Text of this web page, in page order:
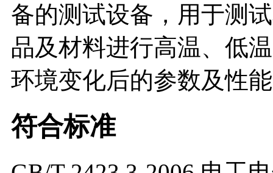
备的测试设备，用于测
品及材料进行高温、低
环境变化后的参数及性
符合标准